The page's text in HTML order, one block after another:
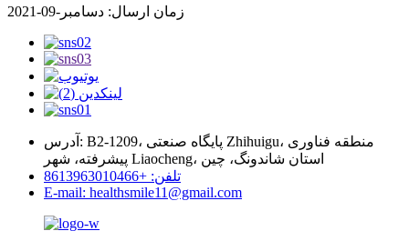
زمان ارسال: دسامبر-09-2021
آدرس: B2-1209، پایگاه صنعتی Zhihuigu، منطقه فناوری
پیشرفته، شهر Liaocheng، استان شاندونگ، چین
تلفن: +8613963010466
E-mail: healthsmile11@gmail.com